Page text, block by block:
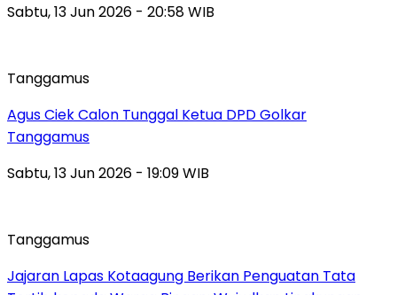
Sabtu, 13 Jun 2026 - 20:58 WIB
Tanggamus
Agus Ciek Calon Tunggal Ketua DPD Golkar
Tanggamus
Sabtu, 13 Jun 2026 - 19:09 WIB
Tanggamus
Jajaran Lapas Kotaagung Berikan Penguatan Tata